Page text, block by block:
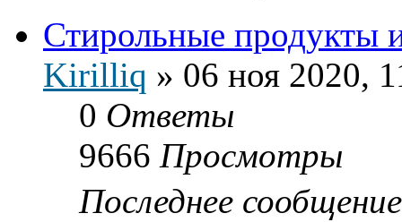
Стирольные продукты
Kirilliq » 06 ноя 2020,
0 Ответы
9666 Просмотры
Последнее